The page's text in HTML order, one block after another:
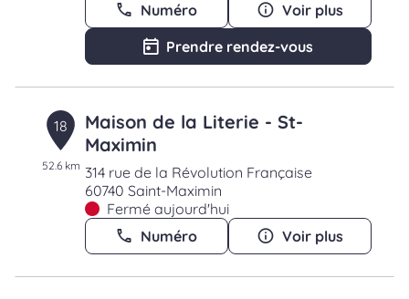
Numéro
Voir plus
Prendre rendez-vous
18
52.6 km
Maison de la Literie - St-
Maximin
314 rue de la Révolution Française
60740 Saint-Maximin
Fermé aujourd'hui
Numéro
Voir plus